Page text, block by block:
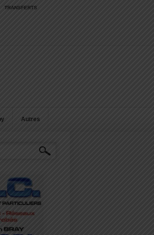
TRANSFERTS
Autres